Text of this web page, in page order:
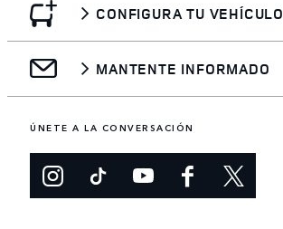
CONFIGURA TU VEHÍCULO
MANTENTE INFORMADO
ÚNETE A LA CONVERSACIÓN